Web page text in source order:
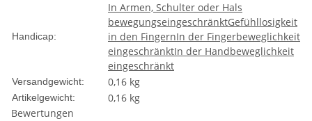
Handicap:
In Armen, Schulter oder Hals
bewegungseingeschränktGefühllosigkeit
in den FingernIn der Fingerbeweglichkeit
eingeschränktIn der Handbeweglichkeit
eingeschränkt
Versandgewicht: 0,16 kg
Artikelgewicht: 0,16 kg
Bewertungen